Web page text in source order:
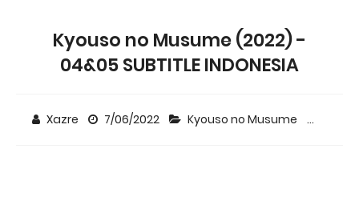
Kyouso no Musume (2022) -
04&05 SUBTITLE INDONESIA
Xazre 7/06/2022 Kyouso no Musume